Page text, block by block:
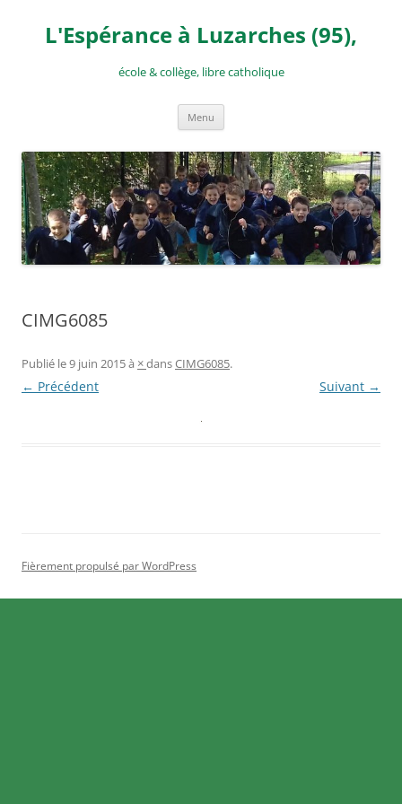
contenu
L'Espérance à Luzarches (95),
école & collège, libre catholique
Menu
CIMG6085
Publié le9 juin 2015à ×dansCIMG6085.
← Précédent Suivant →
Fièrement propulsé par WordPress